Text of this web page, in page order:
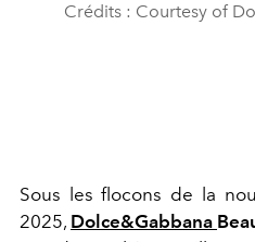
Crédits : Courtesy of
Sous les flocons de la
2025, Dolce&Gabbana